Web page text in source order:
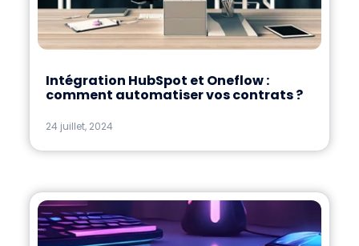
Intégration HubSpot et Oneflow :
comment automatiser vos contrats ?
24 juillet, 2024